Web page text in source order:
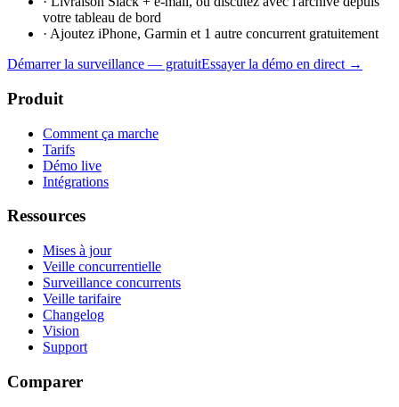
votre tableau de bord
· Ajoutez iPhone, Garmin et 1 autre concurrent gratuitement
Démarrer la surveillance — gratuitEssayer la démo en direct →
Produit
Comment ça marche
Tarifs
Démo live
Intégrations
Ressources
Mises à jour
Veille concurrentielle
Surveillance concurrents
Veille tarifaire
Changelog
Vision
Support
Comparer